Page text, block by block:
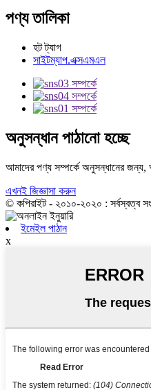
পণ্য তালিকা
হট ট্যাগ
সাইটম্যাপ.এক্সএমএল
অনুসন্ধান পাঠানো হচ্ছে
আমাদের পণ্য সম্পর্কে অনুসন্ধানের জন্য,
এখনই জিজ্ঞাসা করুন
© কপিরাইট - ২০১০-২০২০ : সর্বস্বত্ব
ইমেইল পাঠান
x